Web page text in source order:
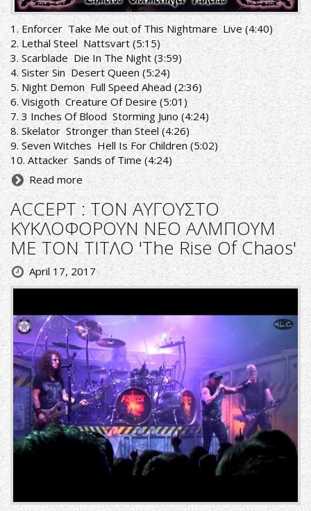
1. Enforcer ­ Take Me out of This Nightmare ­ Live (4:40)
2. Lethal Steel ­ Nattsvart (5:15)
3. Scarblade ­ Die In The Night (3:59)
4. Sister Sin ­ Desert Queen (5:24)
5. Night Demon ­ Full Speed Ahead (2:36)
6. Visigoth ­ Creature Of Desire (5:01)
7. 3 Inches Of Blood ­ Storming Juno (4:24)
8. Skelator ­ Stronger than Steel (4:26)
9. Seven Witches ­ Hell Is For Children (5:02)
10. Attacker ­ Sands of Time (4:24)
Read more
ACCEPT : ΤΟΝ ΑΥΓΟΥΣΤΟ
ΚΥΚΛΟΦΟΡΟΥΝ ΝΕΟ ΑΛΜΠΟΥΜ
ΜΕ ΤΟΝ ΤΙΤΛΟ 'The Rise Of Chaos'
April 17, 2017